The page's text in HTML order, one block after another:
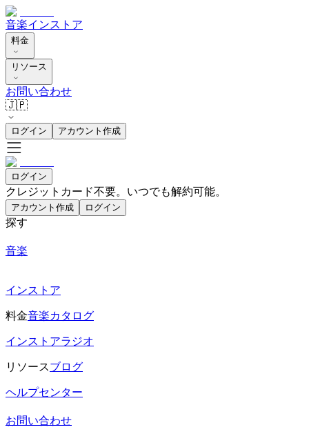
音楽インストア
料金
リソース
お問い合わせ
🇯🇵
ログイン アカウント作成
ログイン
クレジットカード不要。いつでも解約可能。
アカウント作成 ログイン
探す
音楽
インストア
料金音楽カタログ
インストアラジオ
リソースブログ
ヘルプセンター
お問い合わせ